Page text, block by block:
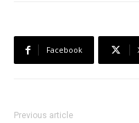
Facebook
Previous article